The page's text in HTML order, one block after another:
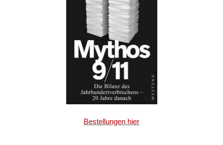
Bestellungen hier